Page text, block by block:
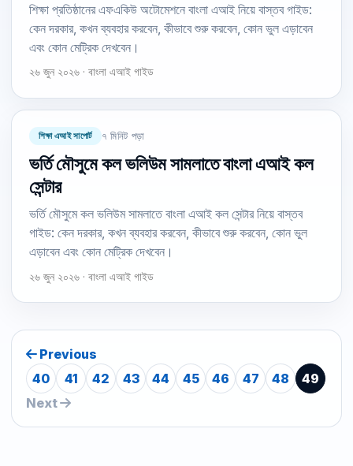
শিক্ষা প্রতিষ্ঠানের এফএকিউ অটোমেশনে বাংলা এআই নিয়ে বাস্তব গাইড:
কেন দরকার, কখন ব্যবহার করবেন, কীভাবে শুরু করবেন, কোন ভুল এড়াবেন
এবং কোন মেট্রিক দেখবেন।
২৬ জুন ২০২৬ · বাংলা এআই গাইড
শিক্ষা এআই সাপোর্ট ৭ মিনিট পড়া
ভর্তি মৌসুমে কল ভলিউম সামলাতে বাংলা এআই কল
সেন্টার
ভর্তি মৌসুমে কল ভলিউম সামলাতে বাংলা এআই কল সেন্টার নিয়ে বাস্তব
গাইড: কেন দরকার, কখন ব্যবহার করবেন, কীভাবে শুরু করবেন, কোন ভুল
এড়াবেন এবং কোন মেট্রিক দেখবেন।
২৬ জুন ২০২৬ · বাংলা এআই গাইড
Previous
40
41 42 43 44 45 46 47 48
49
Next